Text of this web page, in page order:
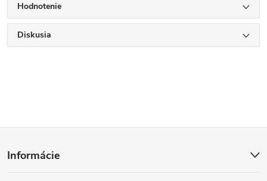
Hodnotenie
Diskusia
Informácie